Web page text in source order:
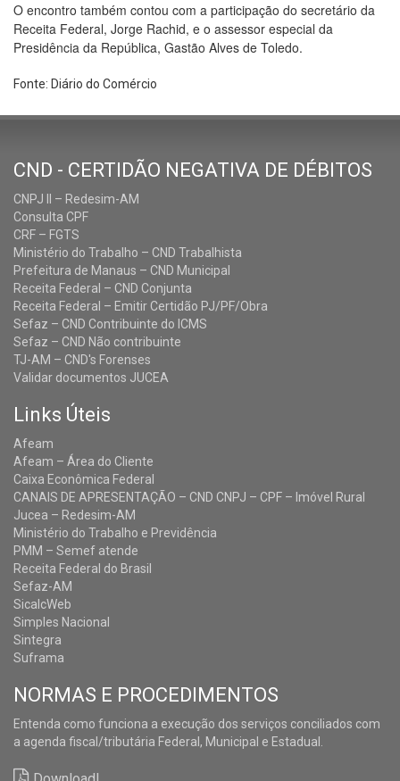
O encontro também contou com a participação do secretário da
Receita Federal, Jorge Rachid, e o assessor especial da
Presidência da República, Gastão Alves de Toledo.
Fonte: Diário do Comércio
CND - CERTIDÃO NEGATIVA DE DÉBITOS
CNPJ II – Redesim-AM
Consulta CPF
CRF – FGTS
Ministério do Trabalho – CND Trabalhista
Prefeitura de Manaus – CND Municipal
Receita Federal – CND Conjunta
Receita Federal – Emitir Certidão PJ/PF/Obra
Sefaz – CND Contribuinte do ICMS
Sefaz – CND Não contribuinte
TJ-AM – CND's Forenses
Validar documentos JUCEA
Links Úteis
Afeam
Afeam – Área do Cliente
Caixa Econômica Federal
CANAIS DE APRESENTAÇÃO – CND CNPJ – CPF – Imóvel Rural
Jucea – Redesim-AM
Ministério do Trabalho e Previdência
PMM – Semef atende
Receita Federal do Brasil
Sefaz-AM
SicalcWeb
Simples Nacional
Sintegra
Suframa
NORMAS E PROCEDIMENTOS
Entenda como funciona a execução dos serviços conciliados com
a agenda fiscal/tributária Federal, Municipal e Estadual.